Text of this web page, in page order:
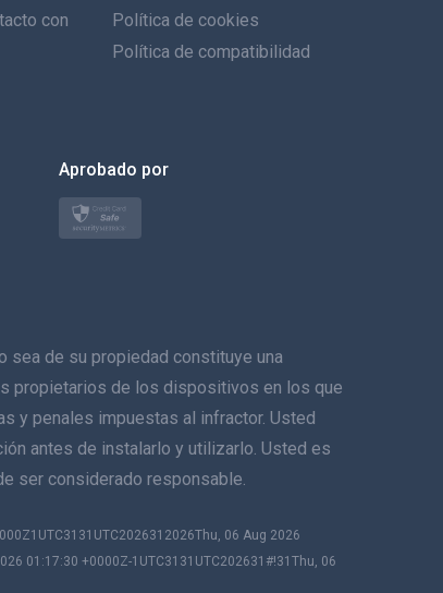
Italiano
Türkçe
Polski
Svenska
简体中文
Dansk
con
Política de cookies
Política de compatibilidad
Aprobado por
sea de su propiedad constituye una
propietarios de los dispositivos en los que
y penales impuestas al infractor. Usted
antes de instalarlo y utilizarlo. Usted es
ser considerado responsable.
06 Aug 2026
01:17:30 +0000Z-1UTC3131UTC202631#!31Thu, 06